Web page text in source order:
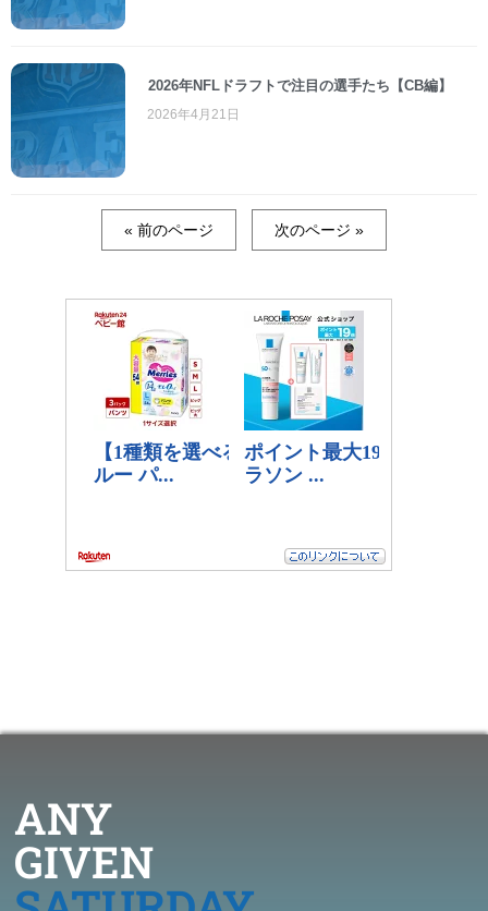
2026年NFLドラフトで注目の選手たち【CB編】
2026年4月21日
« 前のページ 次のページ »
ANY
GIVEN